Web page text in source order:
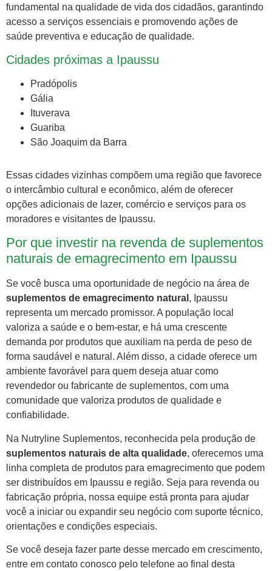
fundamental na qualidade de vida dos cidadãos, garantindo
acesso a serviços essenciais e promovendo ações de
saúde preventiva e educação de qualidade.
Cidades próximas a Ipaussu
Pradópolis
Gália
Ituverava
Guariba
São Joaquim da Barra
Essas cidades vizinhas compõem uma região que favorece
o intercâmbio cultural e econômico, além de oferecer
opções adicionais de lazer, comércio e serviços para os
moradores e visitantes de Ipaussu.
Por que investir na revenda de suplementos
naturais de emagrecimento em Ipaussu
Se você busca uma oportunidade de negócio na área de
suplementos de emagrecimento natural , Ipaussu
representa um mercado promissor. A população local
valoriza a saúde e o bem-estar, e há uma crescente
demanda por produtos que auxiliam na perda de peso de
forma saudável e natural. Além disso, a cidade oferece um
ambiente favorável para quem deseja atuar como
revendedor ou fabricante de suplementos, com uma
comunidade que valoriza produtos de qualidade e
confiabilidade.
Na Nutryline Suplementos, reconhecida pela produção de
suplementos naturais de alta qualidade, oferecemos uma
linha completa de produtos para emagrecimento que podem
ser distribuídos em Ipaussu e região. Seja para revenda ou
fabricação própria, nossa equipe está pronta para ajudar
você a iniciar ou expandir seu negócio com suporte técnico,
orientações e condições especiais.
Se você deseja fazer parte desse mercado em crescimento,
entre em contato conosco pelo telefone ao final desta